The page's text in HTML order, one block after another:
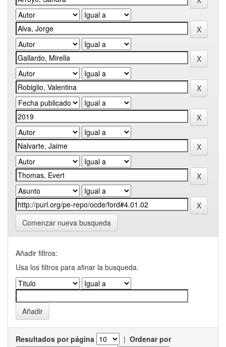
Comenzar nueva busqueda
Añadir filtros:
Usa los filtros para afinar la busqueda.
Resultados por página | Ordenar por